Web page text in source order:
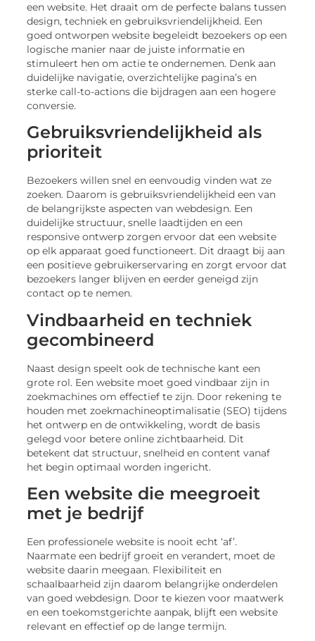
een website. Het draait om de perfecte balans tussen
design, techniek en gebruiksvriendelijkheid. Een
goed ontworpen website begeleidt bezoekers op een
logische manier naar de juiste informatie en
stimuleert hen om actie te ondernemen. Denk aan
duidelijke navigatie, overzichtelijke pagina’s en
sterke call-to-actions die bijdragen aan een hogere
conversie.
Gebruiksvriendelijkheid als
prioriteit
Bezoekers willen snel en eenvoudig vinden wat ze
zoeken. Daarom is gebruiksvriendelijkheid een van
de belangrijkste aspecten van webdesign. Een
duidelijke structuur, snelle laadtijden en een
responsive ontwerp zorgen ervoor dat een website
op elk apparaat goed functioneert. Dit draagt bij aan
een positieve gebruikerservaring en zorgt ervoor dat
bezoekers langer blijven en eerder geneigd zijn
contact op te nemen.
Vindbaarheid en techniek
gecombineerd
Naast design speelt ook de technische kant een
grote rol. Een website moet goed vindbaar zijn in
zoekmachines om effectief te zijn. Door rekening te
houden met zoekmachineoptimalisatie (SEO) tijdens
het ontwerp en de ontwikkeling, wordt de basis
gelegd voor betere online zichtbaarheid. Dit
betekent dat structuur, snelheid en content vanaf
het begin optimaal worden ingericht.
Een website die meegroeit
met je bedrijf
Een professionele website is nooit echt ‘af’.
Naarmate een bedrijf groeit en verandert, moet de
website daarin meegaan. Flexibiliteit en
schaalbaarheid zijn daarom belangrijke onderdelen
van goed webdesign. Door te kiezen voor maatwerk
en een toekomstgerichte aanpak, blijft een website
relevant en effectief op de lange termijn.